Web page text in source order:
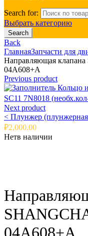
Search for:
Выбрать категорию
Search
Back
ГлавнаяЗапчасти для
Направляющая
04A608+A
Previous product
Кольцо
SC11 7N8018
Next product
< Плунжер
₽2,000.00
Нетв наличии